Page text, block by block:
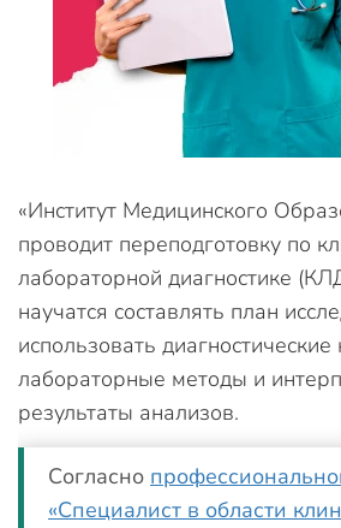
«Институт Медицинского
проводит переподготовку по
лабораторной диагностике
научатся составлять план
использовать
лабораторные методы и
результаты анализов.
Согласно
«Специалист в области